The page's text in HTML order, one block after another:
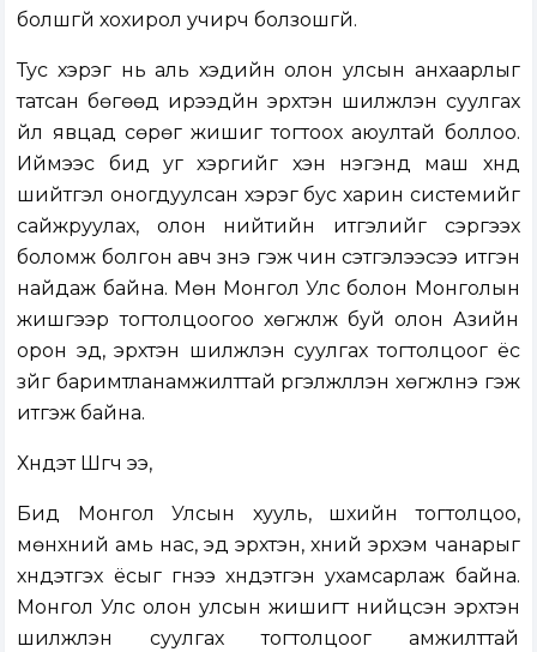
болшгүй хохирол учирч болзошгүй.
Тус хэрэг нь аль хэдийн олон улсын анхаарлыг
татсан бөгөөд ирээдүйн эрхтэн шилжүүлэн суулгах
үйл явцад сөрөг жишиг тогтоох аюултай боллоо.
Иймээс бид уг хэргийг хэн нэгэнд маш хүнд
шийтгэл оногдуулсан хэрэг бус харин системийг
сайжруулах, олон нийтийн итгэлийг сэргээх
боломж болгон авч үзнэ гэж чин сэтгэлээсээ итгэн
найдаж байна. Мөн Монгол Улс болон Монголын
жишгээр тогтолцоогоо хөгжүүлж буй олон Азийн
орон эд, эрхтэн шилжүүлэн суулгах тогтолцоог ёс
зүйг баримтланамжилттай үргэлжлүүлэн хөгжүүлнэ гэж
итгэж байна.
Хүндэт Шүүгч ээ,
Бид Монгол Улсын хууль, шүүхийн тогтолцоо,
мөнхүний амь нас, эд эрхтэн, хүний эрхэм чанарыг
хүндэтгэх ёсыг гүнээ хүндэтгэн ухамсарлаж байна.
Монгол Улс олон улсын жишигт нийцсэн эрхтэн
шилжүүлэн суулгах тогтолцоог амжилттай